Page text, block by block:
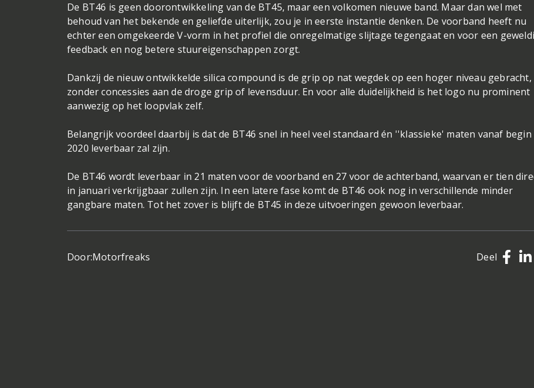
De BT46 is geen doorontwikkeling van de BT45, maar een volkomen nieuwe band. Maar dan wel met
behoud van het bekende en geliefde uiterlijk, zou je in eerste instantie denken. De voorband heeft nu
echter een omgekeerde V-vorm in het profiel die onregelmatige slijtage tegengaat en voor een
feedback en nog betere stuureigenschappen zorgt.
Dankzij de nieuw ontwikkelde silica compound is de grip op nat wegdek op een hoger niveau gebracht,
zonder concessies aan de droge grip of levensduur. En voor alle duidelijkheid is het logo nu prominent
aanwezig op het loopvlak zelf.
Belangrijk voordeel daarbij is dat de BT46 snel in heel veel standaard én ''klassieke' maten vanaf begin
2020 leverbaar zal zijn.
De BT46 wordt leverbaar in 21 maten voor de voorband en 27 voor de achterband, waarvan er tien
in januari verkrijgbaar zullen zijn. In een latere fase komt de BT46 ook nog in verschillende minder
gangbare maten. Tot het zover is blijft de BT45 in deze uitvoeringen gewoon leverbaar.
Door:Motorfreaks Deel